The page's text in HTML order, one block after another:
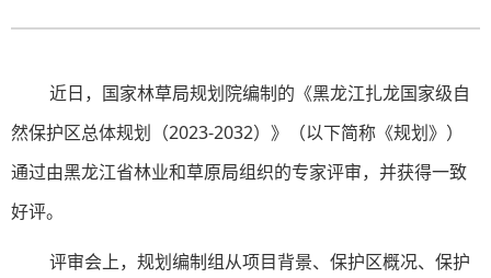
近日，国家林草局规划院编制的《黑龙江扎龙国家级自
然保护区总体规划（2023-2032）》（以下简称《规划》）
通过由黑龙江省林业和草原局组织的专家评审，并获得一致
好评。
评审会上，规划编制组从项目背景、保护区概况、保护